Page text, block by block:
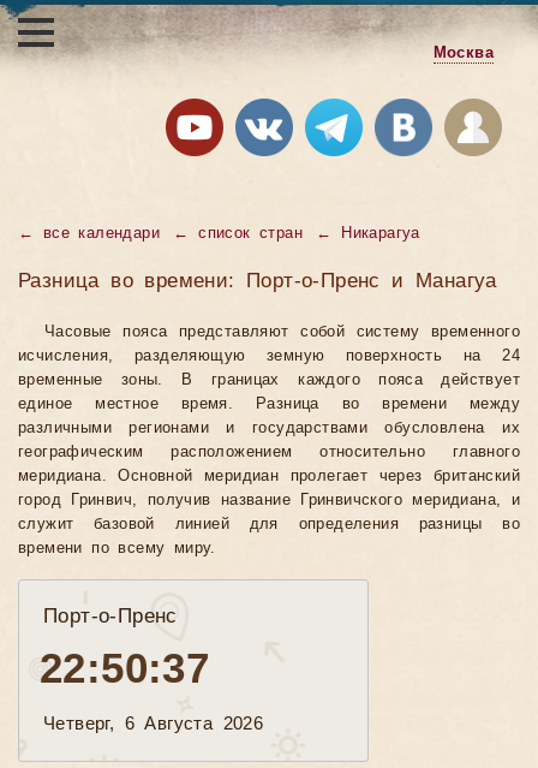
Москва
← все календари ←список стран ← Никарагуа
Разница во времени: Порт-о-Пренс и Манагуа
Часовые пояса представляют собой систему временного
исчисления, разделяющую земную поверхность на 24
временные зоны. В границах каждого пояса действует
единое местное время. Разница во времени между
различными регионами и государствами обусловлена их
географическим расположением относительно главного
меридиана. Основной меридиан пролегает через британский
город Гринвич, получив название Гринвичского меридиана, и
служит базовой линией для определения разницы во
времени по всему миру.
Порт-о-Пренс
22:50:39
Четверг, 6 Августа 2026